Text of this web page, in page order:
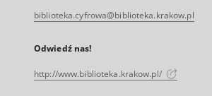
biblioteka.cyfrowa@biblioteka.krakow.pl
Odwiedź nas!
http://www.biblioteka.krakow.pl/